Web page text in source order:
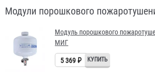
Модули порошкового
Модуль порошкового
МИГ
5 369 ₽